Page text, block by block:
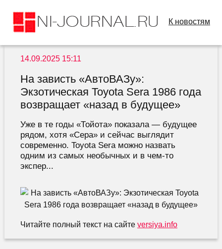
К новостям
14.09.2025 15:11
На зависть «АвтоВАЗу»:
Экзотическая Toyota Sera 1986 года
возвращает «назад в будущее»
Уже в те годы «Тойота» показала — будущее
рядом, хотя «Сера» и сейчас выглядит
современно. Toyota Sera можно назвать
одним из самых необычных и в чем-то
экспер...
Читайте полный текст на сайте versiya.info